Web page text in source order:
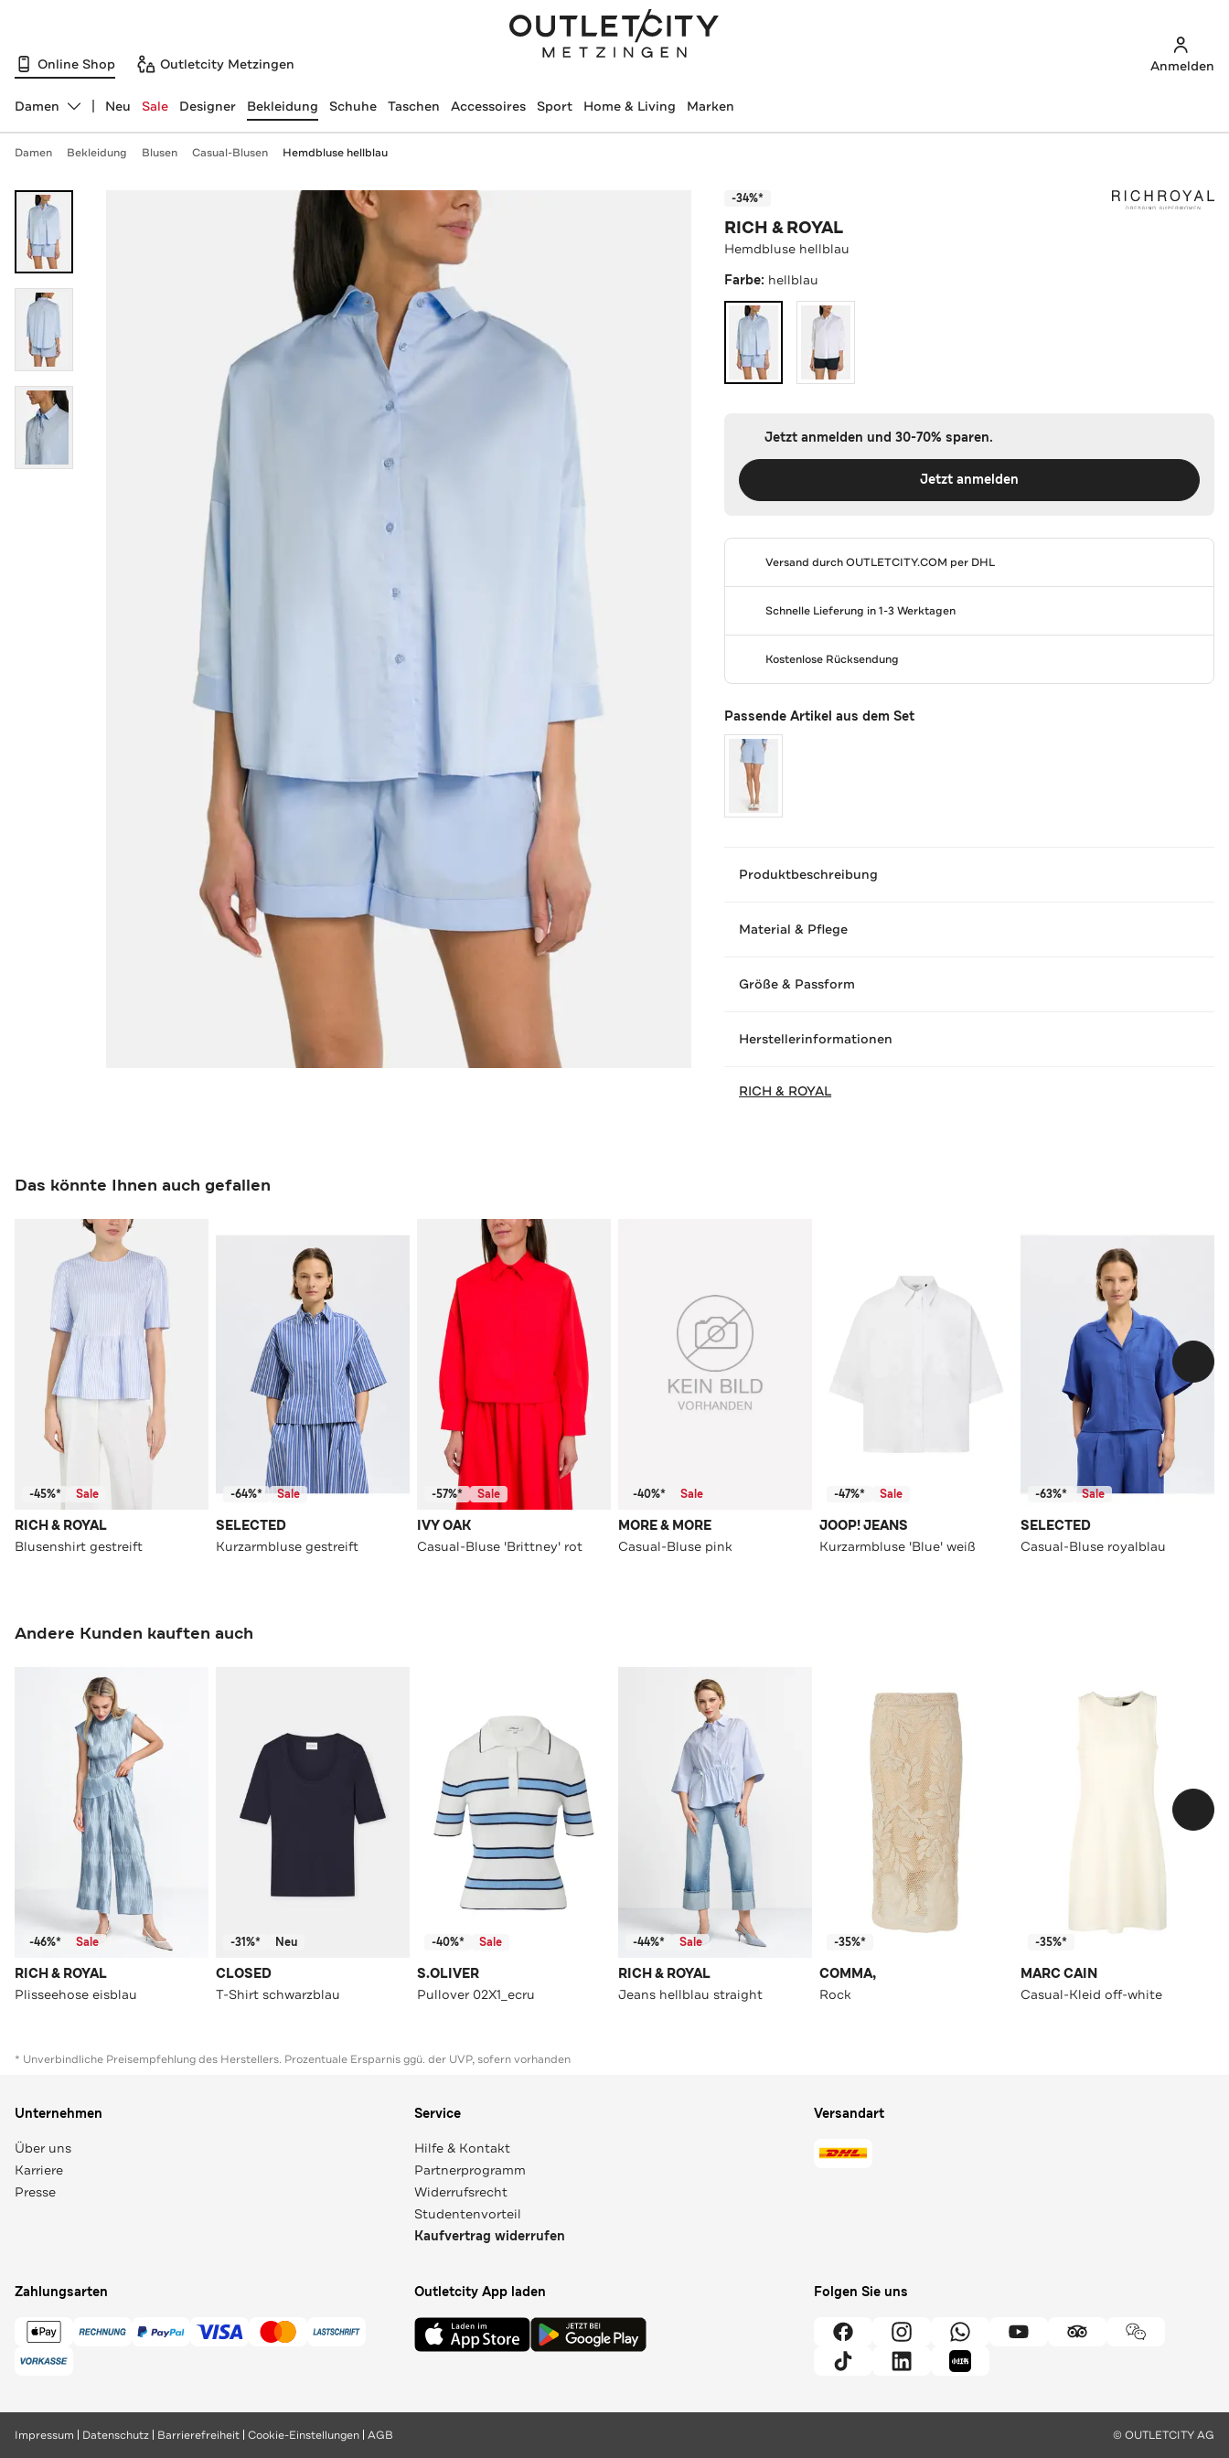
Online Shop Outletcity Metzingen Anmelden
Abteilung ändern, ausgewählt:
Damen Neu Sale Designer Bekleidung Schuhe Taschen Accessoires Sport Home & Living Marken
Damen Bekleidung Blusen Casual-Blusen Hemdbluse hellblau
-34%*
RICH & ROYAL
Hemdbluse hellblau
Farbe: hellblau
Jetzt anmelden und 30-70% sparen.
Jetzt anmelden
Versand durchOUTLETCITY.COM per DHL
Schnelle Lieferung in 1-3 Werktagen
Kostenlose Rücksendung
Passende Artikel aus dem Set
Produktbeschreibung
Material & Pflege
Größe & Passform
Herstellerinformationen
RICH & ROYAL
Das könnte Ihnen auch gefallen
-45%* Sale
RICH & ROYAL
Blusenshirt gestreift
-64%* Sale
SELECTED
Kurzarmbluse gestreift
-57%* Sale
IVY OAK
Casual-Bluse 'Brittney' rot
-40%* Sale
MORE & MORE
Casual-Bluse pink
-47%* Sale
JOOP! JEANS
Kurzarmbluse 'Blue' weiß
-63%* Sale
SELECTED
Casual-Bluse royalblau
Andere Kunden kauften auch
-46%* Sale
RICH & ROYAL
Plisseehose eisblau
-31%* Neu
CLOSED
T-Shirt schwarzblau
-40%* Sale
S.OLIVER
Pullover 02X1_ecru
-44%* Sale
RICH & ROYAL
Jeans hellblau straight
-35%*
COMMA,
Rock
-35%*
MARC CAIN
Casual-Kleid off-white
* Unverbindliche Preisempfehlung des Herstellers. Prozentuale Ersparnis ggü. der UVP, sofern vorhanden
Unternehmen
Über uns
Karriere
Presse
Service
Hilfe & Kontakt
Partnerprogramm
Widerrufsrecht
Studentenvorteil
Kaufvertrag widerrufen
Versandart
Zahlungsarten Outletcity App laden Folgen Sie uns
Impressum Datenschutz Barrierefreiheit Cookie-Einstellungen AGB © OUTLETCITY AG